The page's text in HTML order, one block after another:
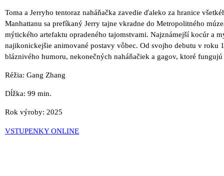
Toma a Jerryho tentoraz naháňačka zavedie ďaleko za hranice
Manhattanu sa prefíkaný Jerry tajne vkradne do Metropolitného
mýtického artefaktu opradeného tajomstvami. Najznámejší kocúr a
najikonickejšie animované postavy vôbec. Od svojho debutu v roku
bláznivého humoru, nekonečných naháňačiek a gagov, ktoré
Réžia: Gang Zhang
Dĺžka: 99 min.
Rok výroby: 2025
VSTUPENKY ONLINE